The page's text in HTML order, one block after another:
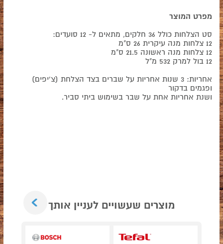
מפרט המוצר
סט הצלחות כולל 36 חלקים, מתאים ל- 12 סועדים:
12 צלחות מנה עיקרית 26 ס"מ
12 צלחות מנה ראשונה 21.5 ס"מ
12 בול למרק 532 מ"ל
אחריות: 3 שנות אחריות על שברים בצד הצלחת (צ'יפים)
ופגמים בדקור
ושנת אחריות אחת על שבר בשימוש ביתי סביר.
מוצרים שעשויים לעניין אותך